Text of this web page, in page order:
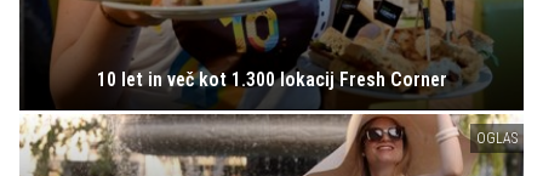
10 let in več kot 1.300 lokacij Fresh Corner
OGLAS